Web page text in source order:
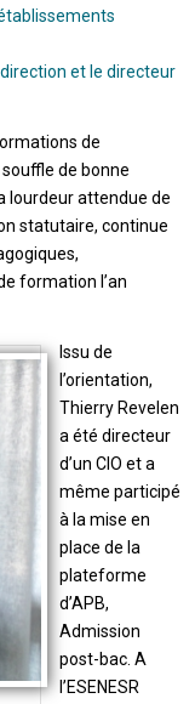
et le directeur
de
de bonne
lourdeur attendue de
statutaire, continue
formation l’an
Issu de
l’orientation,
Thierry Revelen
a été directeur
d’un CIO et a
même participé
à la mise en
place de la
plateforme
d’APB,
Admission
post-bac. A
l’ESENESR